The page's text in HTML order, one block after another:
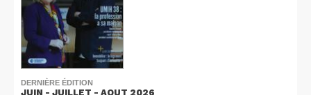
DERNIÈRE ÉDITION
JUIN - JUILLET - AOUT 2026